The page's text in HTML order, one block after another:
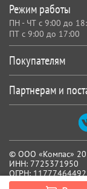
© ООО «Компас»
ИНН: 7725371950
ОГРН:
Покупателям
Партнерам и
Режим работы
ПН - ЧТ с 9:00 до
ПТ с 9:00 до 17:00